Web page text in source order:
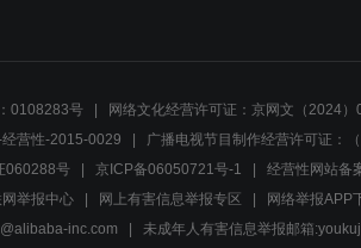
0108283号 网络文化经营许可证：京网文（2024
营性-2015-0029
广播电视节目制作经营许可证：
060288号 京ICP备06050721号-1 经营性网站备
举报中心 网上有害信息举报专区 网络举报APP
inc.com
未成年人有害信息举报邮箱